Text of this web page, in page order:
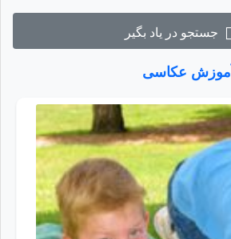
جستجو در یاد بگیر
آموزش عکاسی